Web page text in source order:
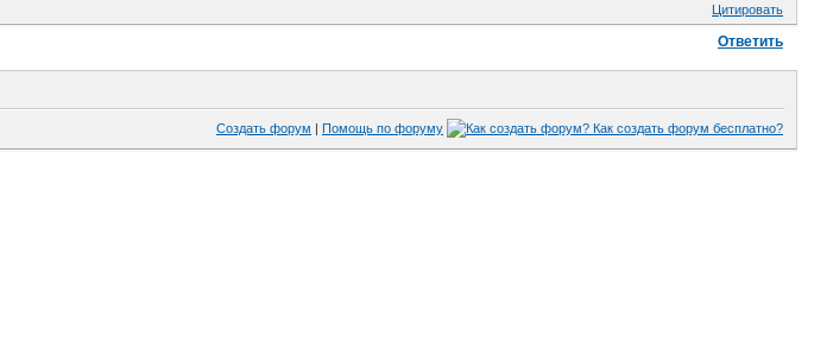
Цитировать
Ответить
Создать форум | Помощь по форуму